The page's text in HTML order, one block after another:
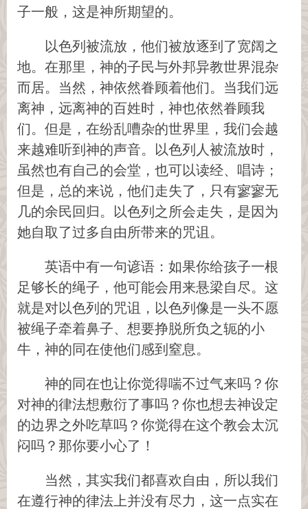
子一般，这是神所期望的。
以色列被流放，他们被放逐到了宽阔之
地。在那里，神的子民与外邦异教世界混杂
而居。当然，神依然眷顾着他们。当我们远
离神，远离神的百姓时，神也依然眷顾我
们。但是，在纷乱嘈杂的世界里，我们会越
来越难听到神的声音。以色列人被流放时，
虽然也有自己的会堂，也可以读经、唱诗；
但是，总的来说，他们走失了，只有寥寥无
几的余民回归。以色列之所会走失，是因为
她自取了过多自由所带来的咒诅。
英语中有一句谚语：如果你给孩子一根
足够长的绳子，他可能会用来悬梁自尽。这
就是对以色列的咒诅，以色列像是一头不愿
被绳子牵着鼻子、想要挣脱所负之轭的小
牛，神的同在使他们感到窒息。
神的同在也让你觉得喘不过气来吗？你
对神的律法想敷衍了事吗？你也想去神设定
的边界之外吃草吗？你觉得在这个教会太沉
闷吗？那你要小心了！
当然，其实我们都喜欢自由，所以我们
在遵行神的律法上并没有尽力，这一点实在